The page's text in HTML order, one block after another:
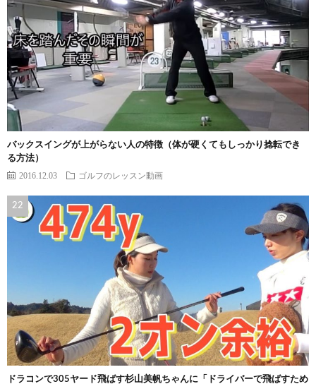
バックスイングが上がらない人の特徴（体が硬くてもしっかり捻転でき
る方法）
2016.12.03 ゴルフのレッスン動画
ドラコンで305ヤード飛ばす杉山美帆ちゃんに「ドライバーで飛ばすため